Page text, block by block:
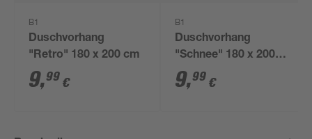
B1
Duschvorhang
"Retro" 180 x 200 cm
9,99 €
B1
Duschvorhang
"Schnee" 180 x 200
cm
9,99 €